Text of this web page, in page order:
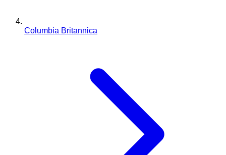
Columbia Britannica